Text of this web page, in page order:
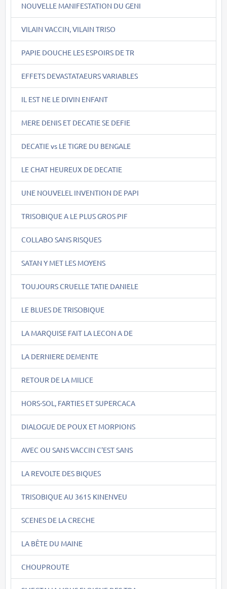
NOUVELLE MANIFESTATION DU GENI
VILAIN VACCIN, VILAIN TRISO
PAPIE DOUCHE LES ESPOIRS DE TR
EFFETS DEVASTATAEURS VARIABLES
IL EST NE LE DIVIN ENFANT
MERE DENIS ET DECATIE SE DEFIE
DECATIE vs LE TIGRE DU BENGALE
LE CHAT HEUREUX DE DECATIE
UNE NOUVELEL INVENTION DE PAPI
TRISOBIQUE A LE PLUS GROS PIF
COLLABO SANS RISQUES
SATAN Y MET LES MOYENS
TOUJOURS CRUELLE TATIE DANIELE
LE BLUES DE TRISOBIQUE
LA MARQUISE FAIT LA LECON A DE
LA DERNIERE DEMENTE
RETOUR DE LA MILICE
HORS-SOL, FARTIES ET SUPERCACA
DIALOGUE DE POUX ET MORPIONS
AVEC OU SANS VACCIN C'EST SANS
LA REVOLTE DES BIQUES
TRISOBIQUE AU 3615 KINENVEU
SCENES DE LA CRECHE
LA BÊTE DU MAINE
CHOUPROUTE